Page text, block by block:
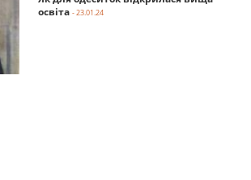
освіта - 23.01.24